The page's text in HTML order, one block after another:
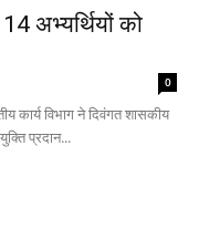
अभ्यर्थियों को
0
कार्य विभाग ने दिवंगत शासकीय
प्रदान...